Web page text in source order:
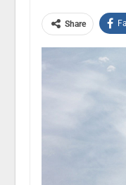
Share